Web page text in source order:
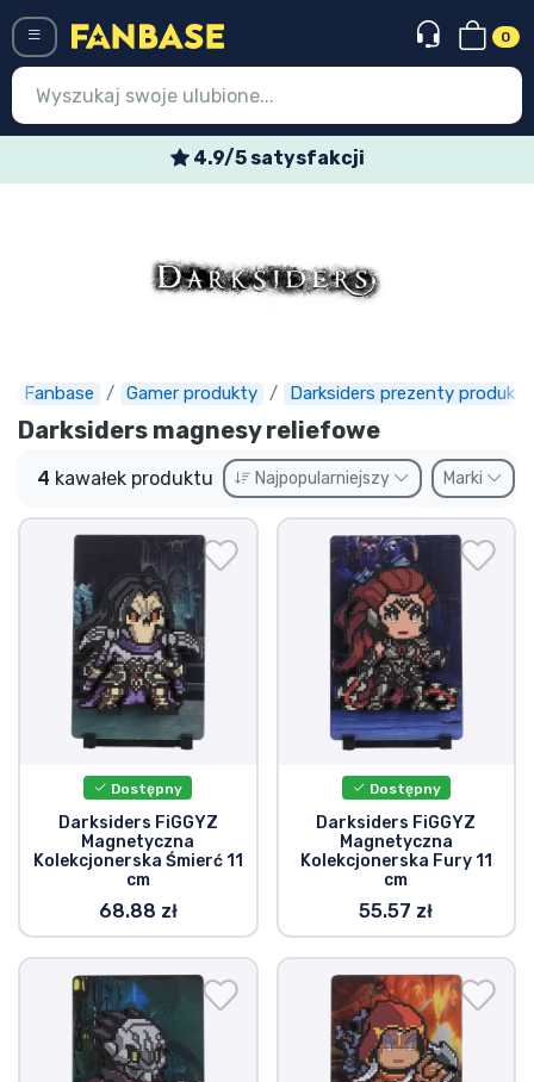
0
4.9/5 satysfakcji
Fanbase Gamer produkty Darksiders prezenty produkty
Darksiders magnesy reliefowe
4 kawałek produktu Najpopularniejszy Marki
Dostępny
Darksiders FiGGYZ
Magnetyczna
Kolekcjonerska Śmierć 11
cm
68.88 zł
Dostępny
Darksiders FiGGYZ
Magnetyczna
Kolekcjonerska Fury 11
cm
55.57 zł
Najnowsze rzeczy
Doręczenie ekspresowe
Przedsprzedaż
Outlet produkty
Wysyłka i płatność
Rzeczy seryjne
Rzeczy filmowe
Wspaniałe rzeczy
Rzeczy z anime
Rzeczy dla graczy
Rzeczy sportowe
Rzeczy muzyczne